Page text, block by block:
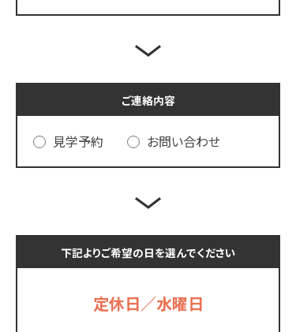
ご連絡内容
見学予約 お問い合わせ
下記よりご希望の日を選んでください
定休日／水曜日